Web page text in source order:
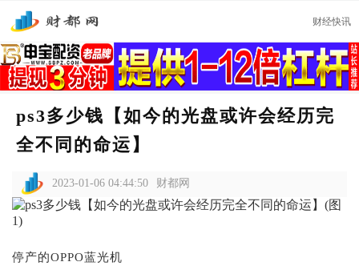
财经快讯
ps3多少钱【如今的光盘或许会经历完
全不同的命运】
2023-01-06 04:44:50 财都网
停产的OPPO蓝光机